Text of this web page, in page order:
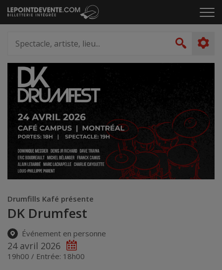
Passer
au
le
artiste,
lieu...
Drumfills Kafé présente
DK Drumfest
Événement en personne
24 avril 2026
19h00 / Entrée: 18h00